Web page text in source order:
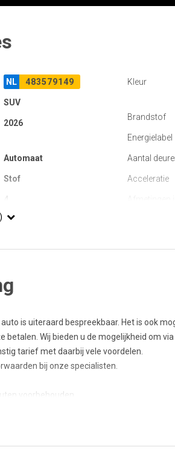
NL 483579149
SUV
2026
Kleur
Brandstof
Energielabel
Automaat
Stof
Aantal
Acceleratie
is uiteraard bespreekbaar. Het is ook
betalen. Wij bieden u de mogelijkheid om
tarief met daarbij vele voordelen.
bij onze specialisten.
voorbehouden